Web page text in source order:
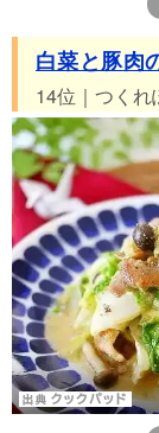
白菜と豚肉
14位｜つくれ